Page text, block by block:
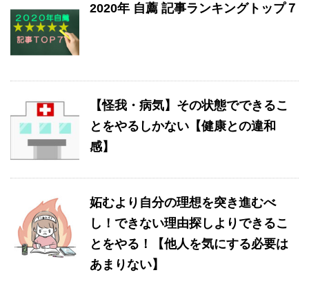
2020年 自薦 記事ランキングトップ７
【怪我・病気】その状態でできるこ
とをやるしかない【健康との違和
感】
妬むより自分の理想を突き進むべ
し！できない理由探しよりできるこ
とをやる！【他人を気にする必要は
あまりない】